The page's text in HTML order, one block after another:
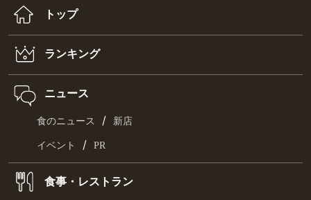
トップ
ランキング
ニュース
食のニュース / 新店
イベント / PR
食事・レストラン